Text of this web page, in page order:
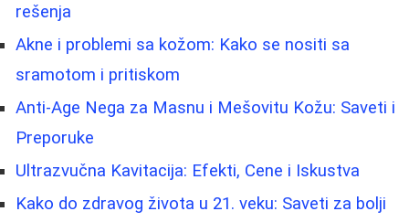
rešenja
Akne i problemi sa kožom: Kako se nositi sa
sramotom i pritiskom
Anti-Age Nega za Masnu i Mešovitu Kožu: Saveti i
Preporuke
Ultrazvučna Kavitacija: Efekti, Cene i Iskustva
Kako do zdravog života u 21. veku: Saveti za bolji